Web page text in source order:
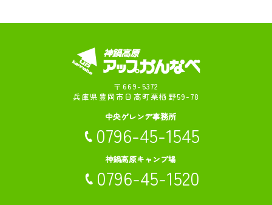
〒669-5372
兵庫県豊岡市日高町栗栖野59-78
中央ゲレンデ事務所
0796-45-1545
神鍋高原キャンプ場
0796-45-1520